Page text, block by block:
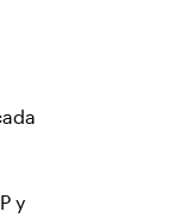
y